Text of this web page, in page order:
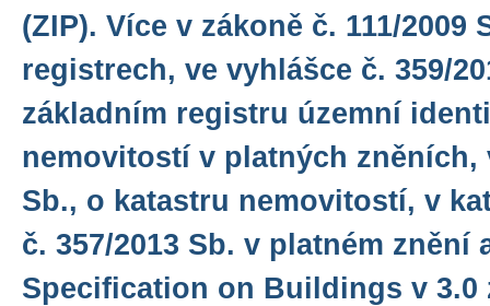
(ZIP). Více v zákoně č. 111/2009
registrech, ve vyhlášce č. 359/
základním registru územní
nemovitostí v platných zněních,
Sb., o katastru nemovitostí, v
č. 357/2013 Sb. v platném znění
Specification on Buildings v 3.0